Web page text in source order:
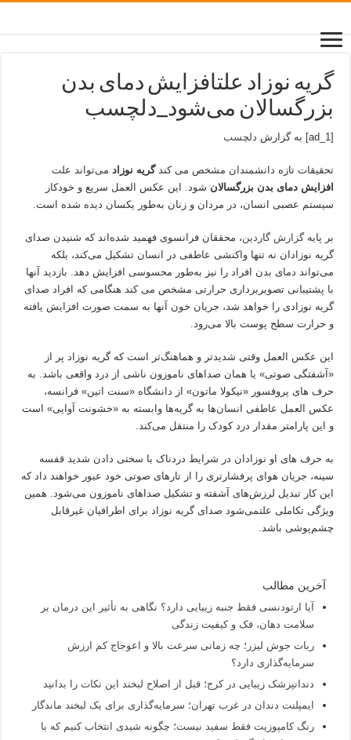
گریه نوزاد علتافزایش دمای بدن
بزرگسالان می‌شود_دلچسب
[ad_1] به گزارش دلچسب
تحقیقات تازه دانشمندان مشخص می کندگریه نوزاد می‌تواند علت
افزایش دمای بدن بزرگسالان شود. این عکس العمل سریع و خودکار
سیستم عصبی انسان، در مردان و زنان به‌طور یکسان دیده شده است.
بر پایهگزارش گاردین، محققان فرانسوی فهمید شده‌اند که شنیدن صدای
گریه نوزادان نه تنها واکنشی عاطفی در انسان تشکیل می‌کند، بلکه
می‌تواند دمای بدن افراد را نیز به‌طور محسوسی افزایش دهد. بازدید‌ آنها
با پشتیبانی تصویربرداری حرارتی مشخص می کند هنگامی که افراد صدای
گریه نوزادی را خواهد شد، جریان خون آنها به سمت صورت افزایش یافته
و حرارت سطح پوست بالا می‌رود.
این عکس العمل وقتی شدیدتر و هماهنگ‌تر است که گریه نوزاد پر از
«آشفتگی صوتی» یا همان صداهای ناموزون ناشی از درد واقعی باشد. به
حرف های پروفسور «نیکولا ماتون» از دانشگاه «سنت اتین» فرانسه،
عکس العمل عاطفی انسان‌ها به گریه‌ها وابسته به «خشونت آوایی» است
و این پارامتر مقدار درد کودک را منتقل می‌کند.
به حرف های او نوزادان در شرایط دردناک با سختی دادن شدید قفسه
سینه، جریان هوای پرفشارتری را از تارهای صوتی خود عبور خواهند داد که
این کار تبدیل لرزش‌های آشفته و تشکیل صداهای ناموزون می‌شود. همین
ویژگی تکاملی علتمی‌شود صدای گریه نوزاد برای اطرافیان غیرقابل
چشم‌پوشی باشد.
آخرین مطالب
آیا ارتودنسی فقط جنبه زیبایی دارد؟ نگاهی به تأثیر این درمان بر
سلامت دهان، فک و کیفیت زندگی
ربات جوش لیزر؛ چه زمانی سرعت بالا و اعوجاج کم ارزش
سرمایه‌گذاری دارد؟
دندانپزشک زیبایی در کرج؛ قبل از اصلاح لبخند این نکات را بدانید
ایمپلنت دندان در غرب تهران؛ سرمایه‌گذاری برای یک لبخند ماندگار
رنگ کامپوزیت فقط سفید نیست؛ چگونه شیدی انتخاب کنیم که با